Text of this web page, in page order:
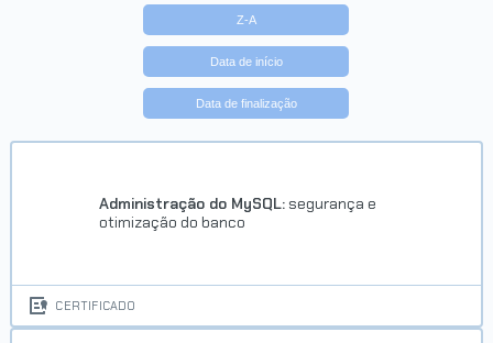
Trilha Power BI
Concluído em 14/03/2022
VER CERTIFICADO
Z-A
Data de início
Data de finalização
Administração do MySQL: segurança e
otimização do banco
CERTIFICADO